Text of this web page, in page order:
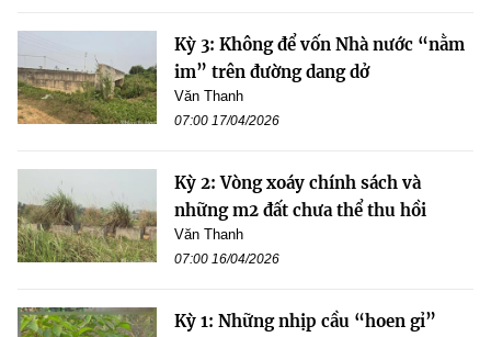
Kỳ 3: Không để vốn Nhà nước “nằm
im” trên đường dang dở
Văn Thanh
07:00 17/04/2026
Kỳ 2: Vòng xoáy chính sách và
những m2 đất chưa thể thu hồi
Văn Thanh
07:00 16/04/2026
Kỳ 1: Những nhịp cầu “hoen gỉ”